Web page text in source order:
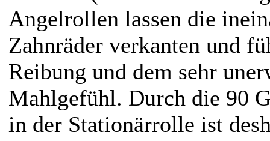
Angelrollen lassen die
Zahnräder verkanten und
Reibung und dem sehr
Mahlgefühl. Durch die 90
in der Stationärrolle ist